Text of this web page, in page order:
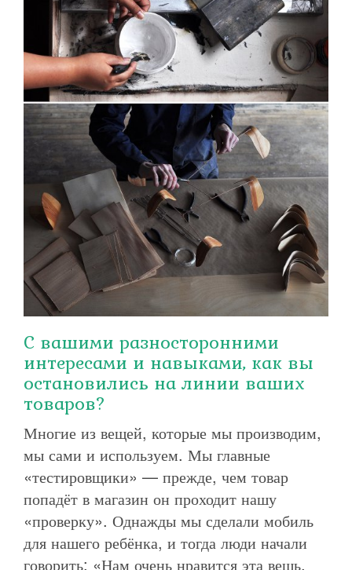
С вашими разносторонними
интересами и навыками, как вы
остановились на линии ваших
товаров?
Многие из вещей, которые мы производим,
мы сами и используем. Мы главные
«тестировщики» — прежде, чем товар
попадёт в магазин он проходит нашу
«проверку». Однажды мы сделали мобиль
для нашего ребёнка, и тогда люди начали
говорить: «Нам очень нравится эта вещь.